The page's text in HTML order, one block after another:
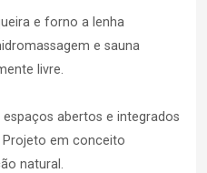
e forno a lenha
e sauna
livre.
abertos e integrados
em conceito
natural.